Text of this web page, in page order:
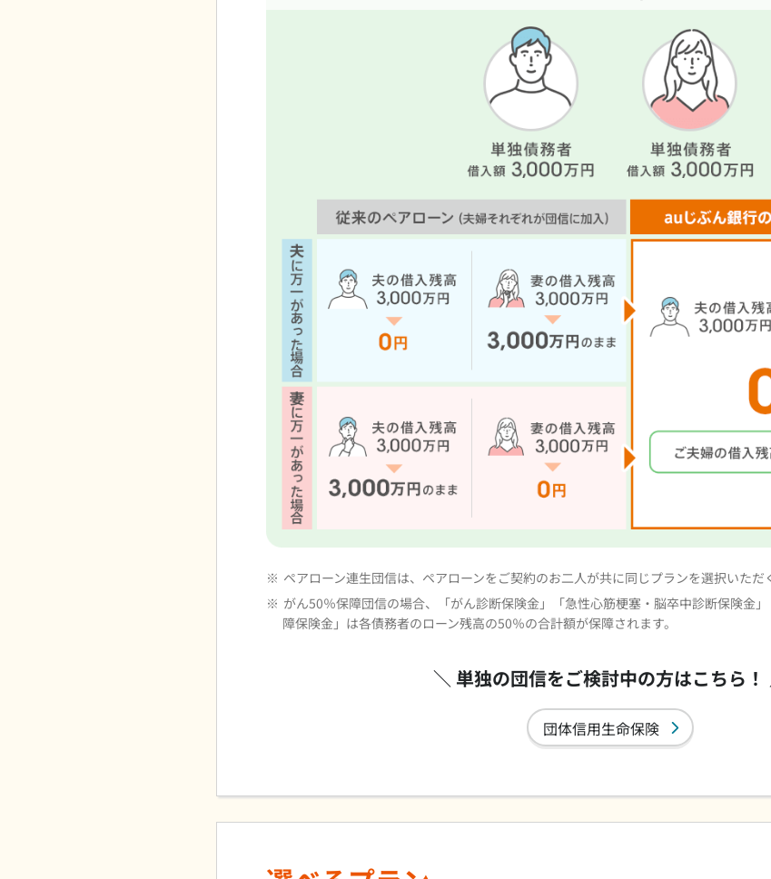
※ ペアローン連生団信は、ペアローンをご契約のお二人が共に同じプランを選択いただ
※ がん50％保障団信の場合、「がん診断保険金」「急性心筋梗塞・脳卒中診断保険金
障保険金」は各債務者のローン残高の50％の合計額が保障されます。
＼ 単独の団信をご検討中の方はこちら！
団体信用生命保険